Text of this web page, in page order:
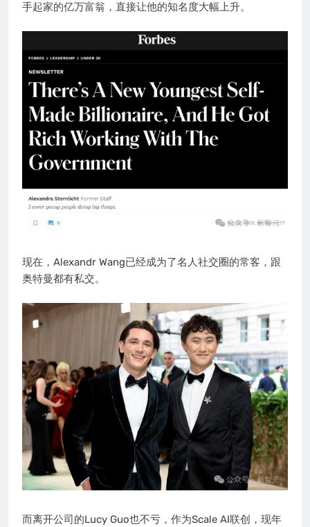
手起家的亿万富翁，直接让他的知名度大幅上升。
现在，Alexandr Wang已经成为了名人社交圈的常客，跟
奥特曼都有私交。
而离开公司的Lucy Guo也不亏，作为Scale AI联创，现年